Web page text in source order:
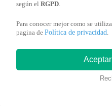
También
según el RGPD
Para conocer mejor como se
pagina de Política de privacidad